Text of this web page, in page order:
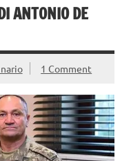
ANTONIO DE
1 Comment